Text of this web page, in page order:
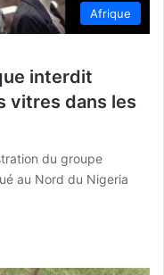
Afrique
interdit
vitres dans les
du groupe
au Nord du Nigeria